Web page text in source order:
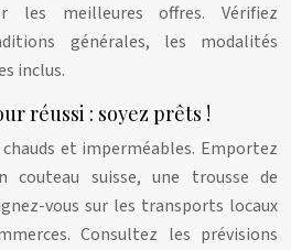
meilleures offres. Vérifiez
générales, les modalités
inclus.
réussi : soyez prêts !
et imperméables. Emportez
suisse, une trousse de
vous sur les transports locaux
Consultez les prévisions